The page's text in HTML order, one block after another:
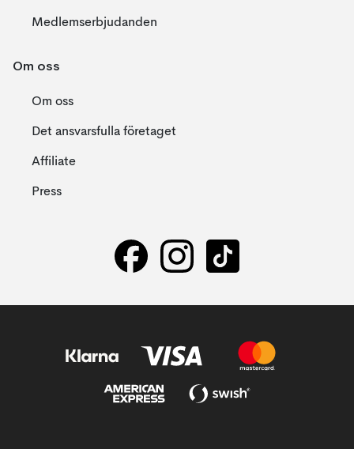
Medlemserbjudanden
Om oss
Om oss
Det ansvarsfulla företaget
Affiliate
Press